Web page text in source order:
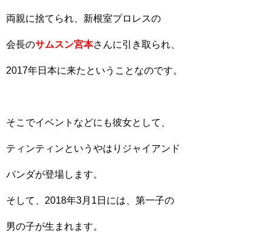
両親に捨てられ、新根室プロレスの
会長のサムスン宮本さんに引き取られ、
2017年日本に来たということなのです。
そこでイベントなどにも彼女として、
ティンティンというやはりジャイアンド
パンダが登場します。
そして、2018年3月1日には、第一子の
男の子が生まれます。